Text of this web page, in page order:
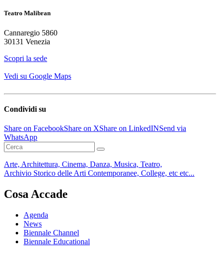
Teatro Malibran
Cannaregio 5860
30131 Venezia
Scopri la sede
Vedi su Google Maps
Condividi su
Share on FacebookShare on XShare on LinkedINSend via
WhatsApp
Arte, Architettura, Cinema, Danza, Musica, Teatro,
Archivio Storico delle Arti Contemporanee, College, etc etc...
Cosa Accade
Agenda
News
Biennale Channel
Biennale Educational